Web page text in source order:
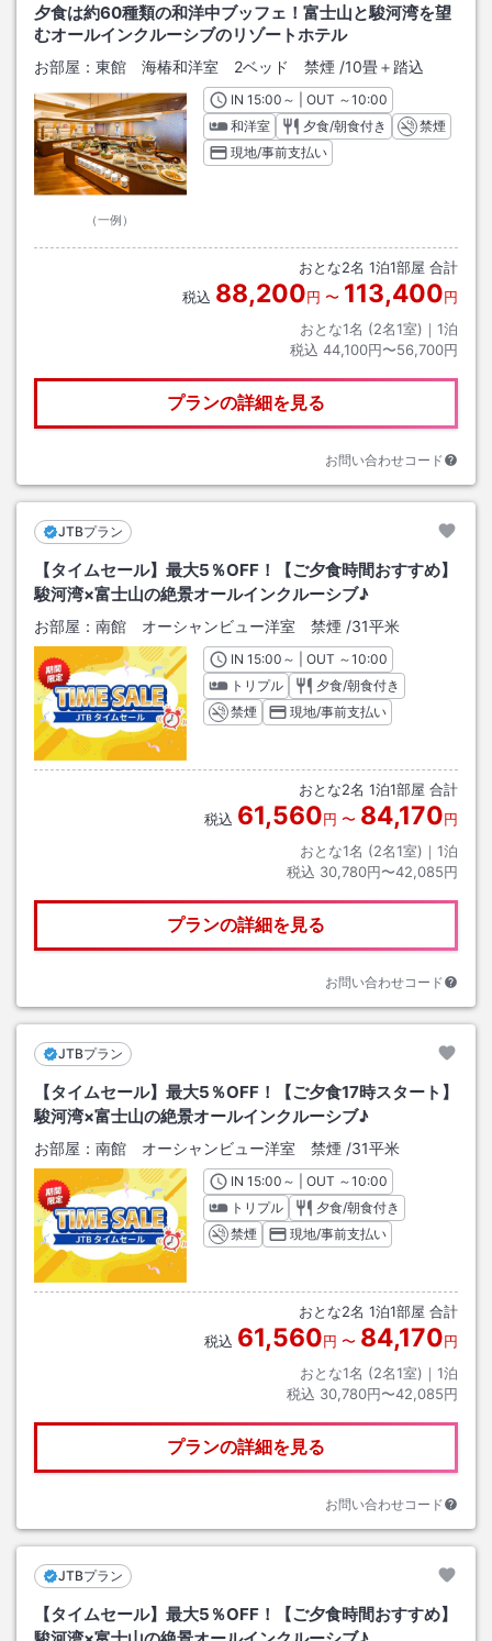
夕食は約60種類の和洋中ブッフェ！富士山と駿河湾を望
むオールインクルーシブのリゾートホテル
お部屋： 東館 海椿和洋室 2ベッド 禁煙 /10畳＋踏込
（一例）
INチェックイン
15:00 ～ | OUT チェックアウト
～10:00
和洋室
夕食/朝食付き
禁煙
現地/事前支払い
おとな2名 1泊1部屋 合計
税込 88,200円 〜 113,400円
おとな1名 (2名1室)｜ 1泊
税込 44,100円〜56,700円
プランの詳細を見る
お問い合わせコード
JTBプラン
【タイムセール】最大5％OFF！【ご夕食時間おすすめ】
駿河湾×富士山の絶景オールインクルーシブ♪
お部屋： 南館 オーシャンビュー洋室 禁煙 /31平米
INチェックイン
15:00 ～ | OUT チェックアウト
～10:00
トリプル
夕食/朝食付き
禁煙
現地/事前支払い
おとな2名 1泊1部屋 合計
税込 61,560円 〜 84,170円
おとな1名 (2名1室)｜ 1泊
税込 30,780円〜42,085円
プランの詳細を見る
お問い合わせコード
JTBプラン
【タイムセール】最大5％OFF！【ご夕食17時スタート】
駿河湾×富士山の絶景オールインクルーシブ♪
お部屋： 南館 オーシャンビュー洋室 禁煙 /31平米
INチェックイン
15:00 ～ | OUT チェックアウト
～10:00
トリプル
夕食/朝食付き
禁煙
現地/事前支払い
おとな2名 1泊1部屋 合計
税込 61,560円 〜 84,170円
おとな1名 (2名1室)｜ 1泊
税込 30,780円〜42,085円
プランの詳細を見る
お問い合わせコード
JTBプラン
【タイムセール】最大5％OFF！【ご夕食時間おすすめ】